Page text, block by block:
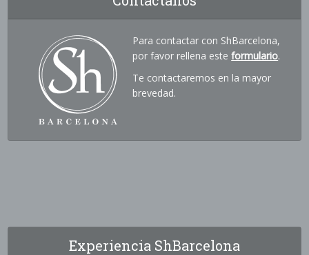
Para contactar con ShBarcelona,
por favor rellena esteformulario.
Te contactaremos en la mayor
brevedad.
Experiencia ShBarcelona